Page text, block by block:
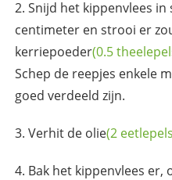
Snijd het kippenvlees in
centimeter en strooi er
kerriepoeder(0.5
Schep de reepjes enkele
goed verdeeld zijn.
Verhit de olie(2
Bak het kippenvlees